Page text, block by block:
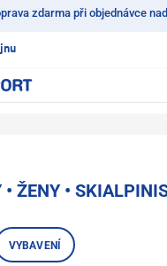
zdarma při objednávce
ŽENY •
VYBAVENÍ